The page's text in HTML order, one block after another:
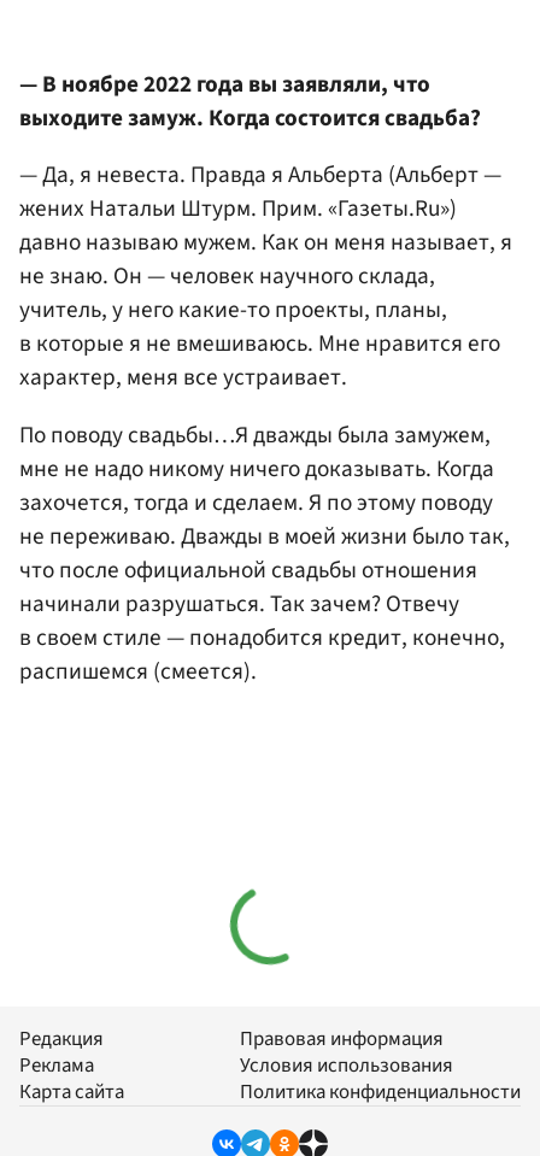
— В ноябре 2022 года вы заявляли, что
выходите замуж. Когда состоится свадьба?
— Да, я невеста. Правда я Альберта (Альберт —
жених Натальи Штурм. Прим. «Газеты.Ru»)
давно называю мужем. Как он меня называет, я
не знаю. Он — человек научного склада,
учитель, у него какие-то проекты, планы,
в которые я не вмешиваюсь. Мне нравится его
характер, меня все устраивает.
По поводу свадьбы…Я дважды была замужем,
мне не надо никому ничего доказывать. Когда
захочется, тогда и сделаем. Я по этому поводу
не переживаю. Дважды в моей жизни было так,
что после официальной свадьбы отношения
начинали разрушаться. Так зачем? Отвечу
в своем стиле — понадобится кредит, конечно,
распишемся (смеется).
Редакция
Реклама
Карта сайта
Правовая информация
Условия использования
Политика конфиденциальности